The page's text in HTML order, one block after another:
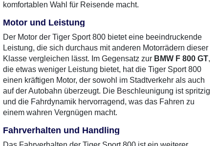
komfortablen Wahl für Reisende macht.
Motor und Leistung
Der Motor der Tiger Sport 800 bietet eine beeindruckende
Leistung, die sich durchaus mit anderen Motorrädern dieser
Klasse vergleichen lässt. Im Gegensatz zur BMW F 800 GT,
die etwas weniger Leistung bietet, hat die Tiger Sport 800
einen kräftigen Motor, der sowohl im Stadtverkehr als auch
auf der Autobahn überzeugt. Die Beschleunigung ist spritzig
und die Fahrdynamik hervorragend, was das Fahren zu
einem wahren Vergnügen macht.
Fahrverhalten und Handling